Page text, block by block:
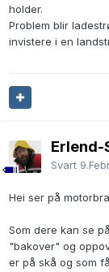
holder.
Problem blir
invistere i en
Erlend-
Svart
Hei ser på
Som dere kan se
"bakover" og
er på skå og som